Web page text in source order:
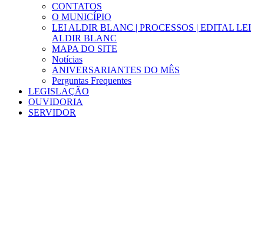
CONTATOS
O MUNICÍPIO
LEI ALDIR BLANC | PROCESSOS | EDITAL LEI
ALDIR BLANC
MAPA DO SITE
Notícias
ANIVERSARIANTES DO MÊS
Perguntas Frequentes
LEGISLAÇÃO
OUVIDORIA
SERVIDOR